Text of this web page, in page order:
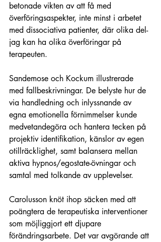
betonade vikten av att få med
överföringsaspekter, inte minst i arbetet
med dissociativa patienter, där olika del-
jag kan ha olika överföringar på
terapeuten.
Sandemose och Kockum illustrerade
med fallbeskrivningar. De belyste hur de
via handledning och inlyssnande av
egna emotionella förnimmelser kunde
medvetandegöra och hantera tecken på
projektiv identifikation, känslor av egen
otillräcklighet, samt balansera mellan
aktiva hypnos/egostate-övningar och
samtal med tolkande av upplevelser.
Carolusson knöt ihop säcken med att
poängtera de terapeutiska interventioner
som möjliggjort ett djupare
förändringsarbete. Det var avgörande att